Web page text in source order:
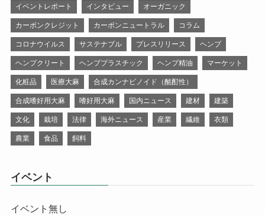
イベントレポート インタビュー オーガニック
カーボンクレジット カーボンニュートラル コラム
コロナウイルス サステナブル プレスリリース ヘンプ
ヘンプクリート ヘンププラスチック ヘンプ精油 マーケット
化粧品 医療大麻 合成カンナビノイド（酩酊性）
合成嗜好用大麻 嗜好用大麻 国内ニュース 建材 建築
文化 栽培 法律 海外ニュース 産業 繊維 衣類
農業 食品 飼料
イベント
イベント無し